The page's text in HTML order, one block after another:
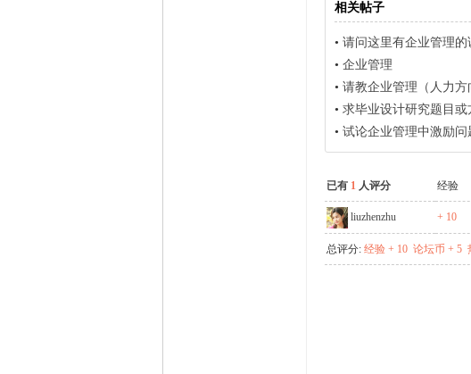
相关帖子
• 请问这里有企业管理的
• 企业管理
• 请教企业管理（人力方
• 求毕业设计研究题目或方
• 试论企业管理中激励
已有 1 人评分 经验
liuzhenzhu + 10
总评分: 经验 + 10 论坛币 + 5